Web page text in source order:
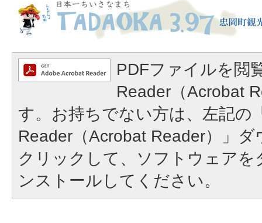
PDFファイルを閲
Reader（Acrobat
す。お持ちでない方は、左記の
Reader（Acrobat Reader）」
クリックして、ソフトウェア
ンストールしてください。